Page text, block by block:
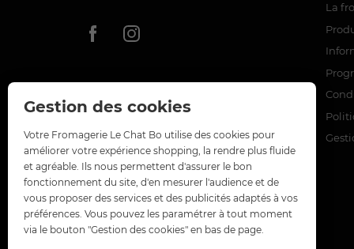
Gestion des cookies
Votre Fromagerie Le Chat Bo utilise des cookies pour
améliorer votre expérience shopping, la rendre plus fluide
et agréable. Ils nous permettent d'assurer le bon
fonctionnement du site, d'en mesurer l'audience et de
vous proposer des services et des publicités adaptés à vos
préférences. Vous pouvez les paramétrer à tout moment
via le bouton "Gestion des cookies" en bas de page.
La